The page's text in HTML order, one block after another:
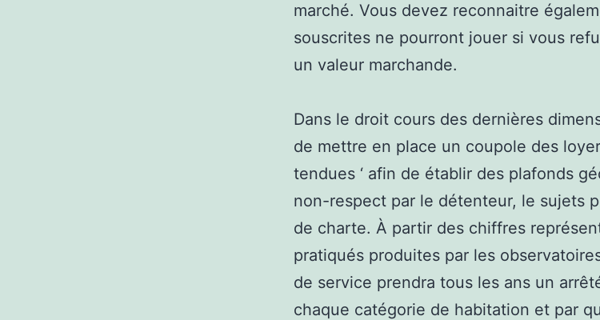
marché. Vous devez reconnaitre
souscrites ne pourront jouer si vous
un valeur marchande.
Dans le droit cours des dernières
de mettre en place un coupole des
tendues ‘ afin de établir des plafonds
non-respect par le détenteur, le sujets
de charte. À partir des chiffres
pratiqués produites par les
de service prendra tous les ans un
chaque catégorie de habitation et par